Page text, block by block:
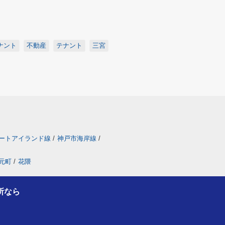
ント 不動産 テナント 三宮
トアイランド線 / 神戸市海岸線 /
町 / 花隈
なら